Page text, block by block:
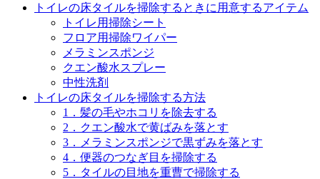
トイレの床タイルを掃除するときに用意するアイテム
トイレ用掃除シート
フロア用掃除ワイパー
メラミンスポンジ
クエン酸水スプレー
中性洗剤
トイレの床タイルを掃除する方法
1．髪の毛やホコリを除去する
2．クエン酸水で黄ばみを落とす
3．メラミンスポンジで黒ずみを落とす
4．便器のつなぎ目を掃除する
5．タイルの目地を重曹で掃除する